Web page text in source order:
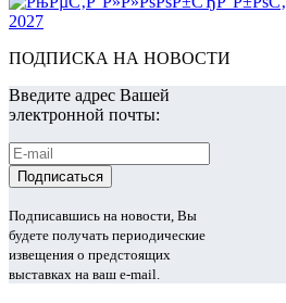
ПОДПИСКА НА НОВОСТИ
Введите адрес Вашей
электронной почты:
Подписавшись на новости, Вы
будете получать периодические
извещения о предстоящих
выставках на ваш e-mail.